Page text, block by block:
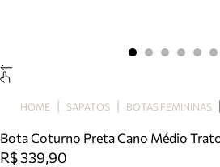
Bolsa
Tamanco
Tênis
HOME SAPATOS BOTAS FEMININAS
Bota Coturno Preta Cano Médio
R$ 339,90